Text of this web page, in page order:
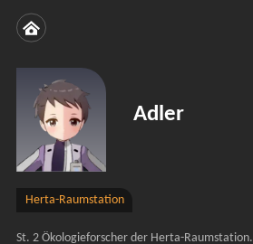
Adler
Herta-Raumstation
St. 2 Ökologieforscher der Herta-Raumstation.